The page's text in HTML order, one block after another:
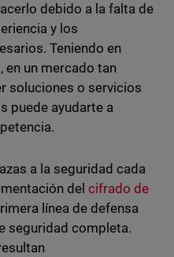
debido a la falta de
y los
Teniendo en
en un mercado tan
soluciones o servicios
puede ayudarte a
a la seguridad cada
delcifrado de
línea de defensa
seguridad completa.